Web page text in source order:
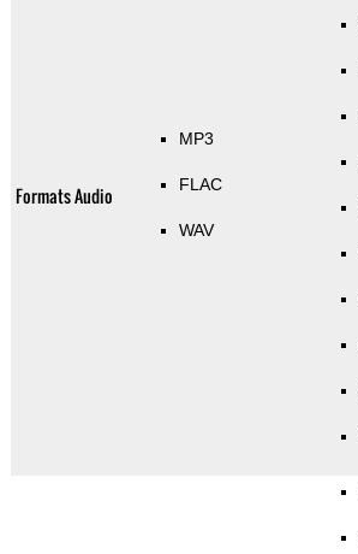
Formats Audio
MP3
FLAC
WAV